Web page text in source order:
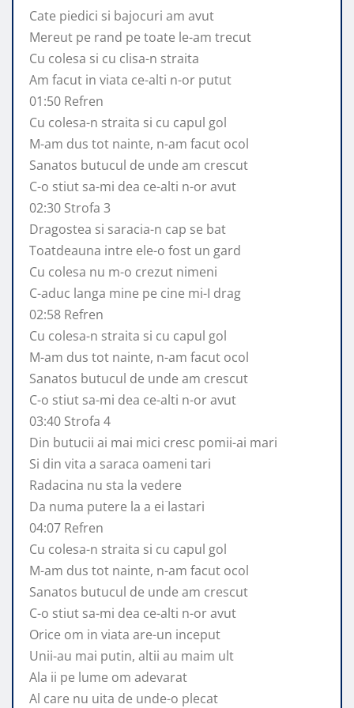
Cate piedici si bajocuri am avut
Mereut pe rand pe toate le-am trecut
Cu colesa si cu clisa-n straita
Am facut in viata ce-alti n-or putut
01:50 Refren
Cu colesa-n straita si cu capul gol
M-am dus tot nainte, n-am facut ocol
Sanatos butucul de unde am crescut
C-o stiut sa-mi dea ce-alti n-or avut
02:30 Strofa 3
Dragostea si saracia-n cap se bat
Toatdeauna intre ele-o fost un gard
Cu colesa nu m-o crezut nimeni
C-aduc langa mine pe cine mi-I drag
02:58 Refren
Cu colesa-n straita si cu capul gol
M-am dus tot nainte, n-am facut ocol
Sanatos butucul de unde am crescut
C-o stiut sa-mi dea ce-alti n-or avut
03:40 Strofa 4
Din butucii ai mai mici cresc pomii-ai mari
Si din vita a saraca oameni tari
Radacina nu sta la vedere
Da numa putere la a ei lastari
04:07 Refren
Cu colesa-n straita si cu capul gol
M-am dus tot nainte, n-am facut ocol
Sanatos butucul de unde am crescut
C-o stiut sa-mi dea ce-alti n-or avut
Orice om in viata are-un inceput
Unii-au mai putin, altii au maim ult
Ala ii pe lume om adevarat
Al care nu uita de unde-o plecat